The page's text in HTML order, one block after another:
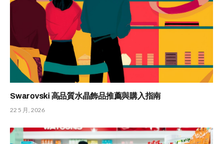
Swarovski 高品質水晶飾品推薦與購入指南
22 5 月, 2026